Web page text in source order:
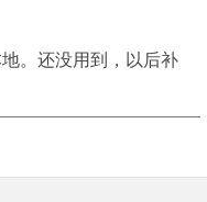
。还没用到，以后补